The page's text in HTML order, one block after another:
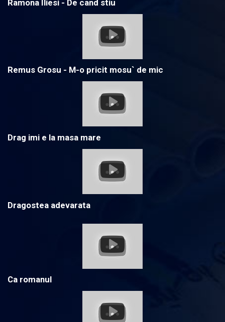
Ramona Iliesi - De cand stiu
Remus Grosu - M-o pricit mosu` de mic
Drag imi e la masa mare
Dragostea adevarata
Ca romanul